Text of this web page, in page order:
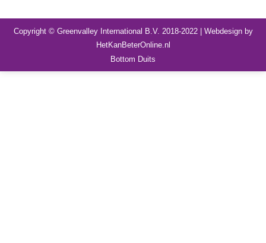
Copyright © Greenvalley International B.V. 2018-2022 | Webdesign by
HetKanBeterOnline.nl
Bottom Duits